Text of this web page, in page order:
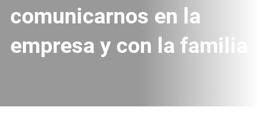
comunicarnos en la
empresa y con la familia